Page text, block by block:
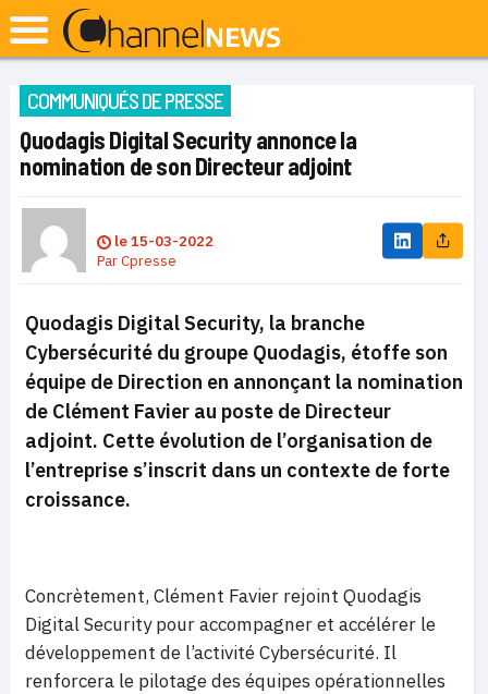
COMMUNIQUÉS DE PRESSE
Quodagis Digital Security annonce la
nomination de son Directeur adjoint
le15-03-2022
ParCpresse
Quodagis Digital Security, la branche
Cybersécurité du groupe Quodagis, étoffe son
équipe de Direction en annonçant la nomination
de Clément Favier au poste de Directeur
adjoint. Cette évolution de l’organisation de
l’entreprise s’inscrit dans un contexte de forte
croissance.
Concrètement, Clément Favier rejoint Quodagis
Digital Security pour accompagner et accélérer le
développement de l’activité Cybersécurité. Il
renforcera le pilotage des équipes opérationnelles